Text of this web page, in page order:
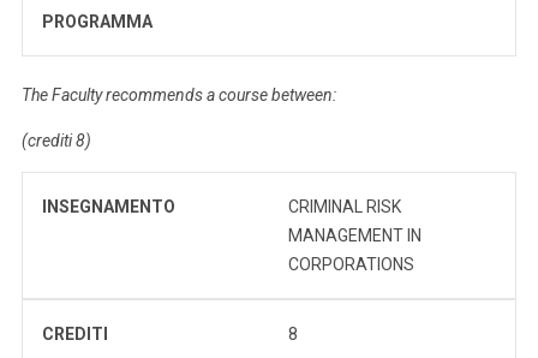
PROGRAMMA
The Faculty recommends a course between:
(crediti 8)
INSEGNAMENTO
CRIMINAL RISK
MANAGEMENT IN
CORPORATIONS
CREDITI 8